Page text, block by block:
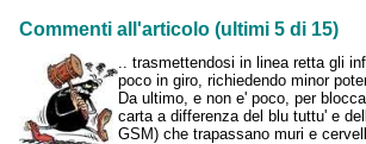
Commenti all'articolo (ultimi 5 di 15)
.. trasmettendosi in linea retta gli
poco in giro, richiedendo minor
Da ultimo, e non e' poco, per
carta a differenza del blu tuttu' e
GSM) che trapassano muri e